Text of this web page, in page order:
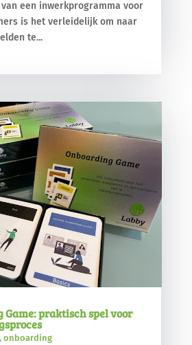
een inwerkprogramma voor
is het verleidelijk om naar
te...
Game: praktisch spel voor
onboarding